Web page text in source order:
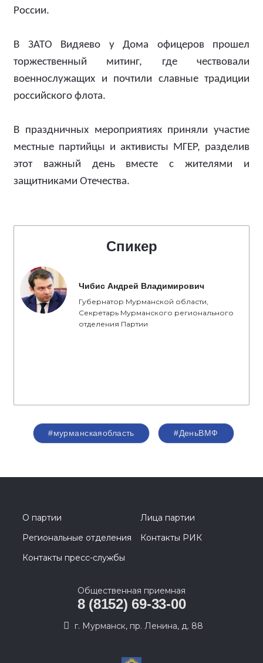
России.
В ЗАТО Видяево у Дома офицеров прошел
торжественный митинг, где чествовали
военнослужащих и почтили славные традиции
российского флота.
В праздничных мероприятиях приняли участие
местные партийцы и активисты МГЕР, разделив
этот важный день вместе с жителями и
защитниками Отечества.
Спикер
Чибис Андрей Владимирович
Губернатор Мурманской области,
Секретарь Мурманского регионального
отделения Партии
#мурманскаяобласть #ДеньВМФ
О партии
Лица партии
Региональные отделения
Контакты РИК
Контакты пресс-службы
Общественная приемная
8 (8152) 69-33-00
г. Мурманск, пр. Ленина, д. 88